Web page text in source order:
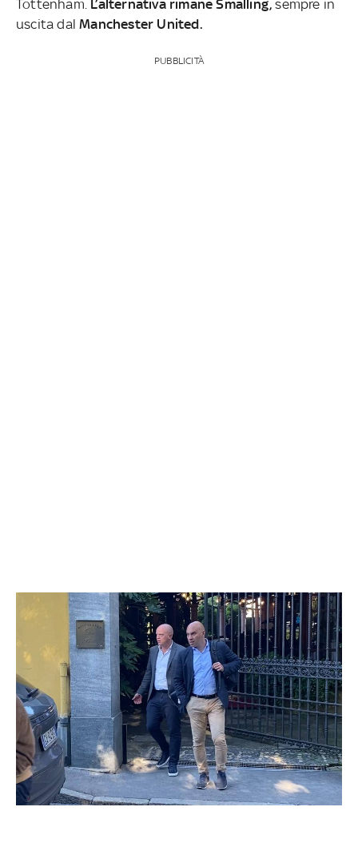
Tottenham. L’alternativa rimane Smalling, sempre in
uscita dalManchester United.
PUBBLICITÀ